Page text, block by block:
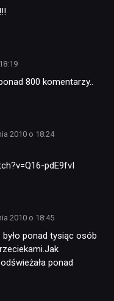
800 komentarzy..
2010 o 18:24
pdE9fvI
2010 o 18:45
ponad tysiąc osób
ponad